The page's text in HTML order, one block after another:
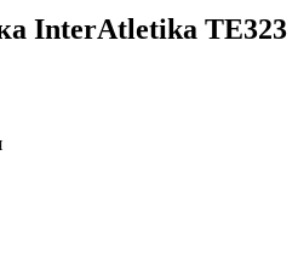
InterAtletika ТЕ323